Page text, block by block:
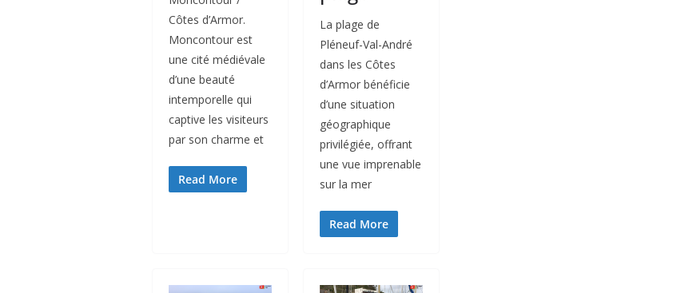
Côtes d’Armor.
Moncontour est
une cité médiévale
d’une beauté
intemporelle qui
captive les visiteurs
par son charme et
Read More
La plage de
Pléneuf-Val-André
dans les Côtes
d’Armor bénéficie
d’une situation
géographique
privilégiée, offrant
une vue imprenable
sur la mer
Read More